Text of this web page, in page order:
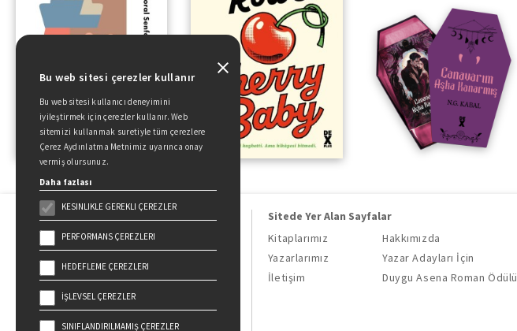
Doğan Kitap, bir Doğan Holding
kuruluşudur.
19 Mayıs Cad. Golden Plaza No:1 Kat:10
34360 / Şişli / İstanbul
Sitede Yer Alan Sayfalar
Kitaplarımız
Hakkımızda
Yazarlarımız
Yazar Adayları İçin
İletişim
Duygu Asena Roman Ödülü
Bu web sitesi çerezler kullanır
Bu web sitesi kullanıcı deneyimini
iyileştirmek için çerezler kullanır. Web
sitemizi kullanmak suretiyle tüm çerezlere
Çerez Aydınlatma Metnimiz uyarınca onay
vermiş olursunuz.
Daha fazlası
KESINLIKLE GEREKLI ÇEREZLER
PERFORMANS ÇEREZLERI
HEDEFLEME ÇEREZLERI
İŞLEVSEL ÇEREZLER
SINIFLANDIRILMAMIŞ ÇEREZLER